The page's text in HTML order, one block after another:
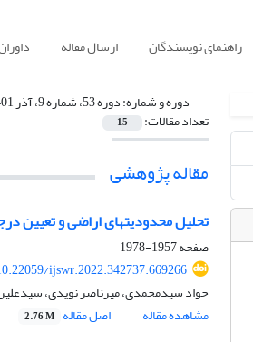
راهنمای نویسندگان ارسال مقاله
دوره و شماره:دوره 53، شماره 9، آذر 1401
تعداد مقالات: 15
مقاله پژوهشی
تحلیل محدودیت‎های اراضی و تعیین درجه تناسب آن‌ها برای کشت غلات در اراضی تحت کشت آبی کشور
صفحه1957-1978
ijswr.2022.342737.669266
جواد سیدمحمدی، میرناصر نویدی،
مشاهده مقاله
اصل مقاله 2.76 M